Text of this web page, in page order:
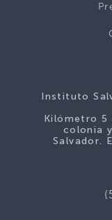
Instituto
Kilómetro 5
colonia
Salvador.